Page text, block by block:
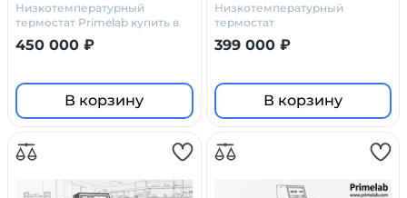
Низкотемпературный
термостат Primelab купить в
Моске. Производитель
Праймлаб.
450 000 ₽
В корзину
Низкотемпературный
термостат
399 000 ₽
В корзину